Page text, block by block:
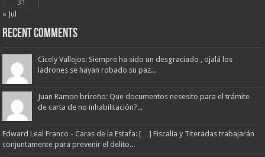
31
« Jul
Recent Comments
Cicely Vallejos: Siempre ha sido un desgraciado , ojalá los
ladrones se hayan robado su paz...
Juan Ramon briceño: Que documentos nesesito para el trámite
de carta de no inhabilitación?...
Edward Leal Franco - Caras de la Estafa: […] Fiscalía y Titeradas trabajarán
conjuntamente para prevenir el delito...